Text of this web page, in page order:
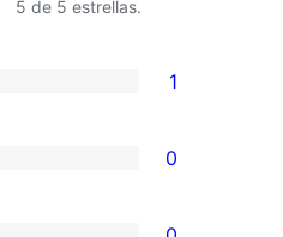
5 de 5 estrellas.
1
0